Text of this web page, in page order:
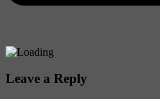
Leave a Reply